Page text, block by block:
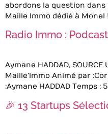
abordons la question
Maille Immo dédié à Monel !
Radio Immo : Podcast
Aymane HADDAD,
Maille’Immo Animé par :
: Aymane HADDAD Temps
🎉 13 Startups